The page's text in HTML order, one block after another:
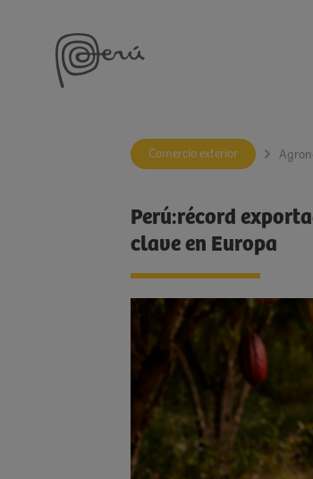
Comercio exterior
Perú:récord
clave en Europa